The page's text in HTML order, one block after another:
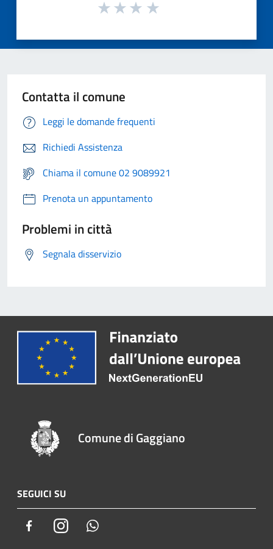
Contatta il comune
Leggi le domande frequenti
Richiedi Assistenza
Chiama il comune 02 9089921
Prenota un appuntamento
Problemi in città
Segnala disservizio
Comune di Gaggiano
SEGUICI SU
FacebookInstagram